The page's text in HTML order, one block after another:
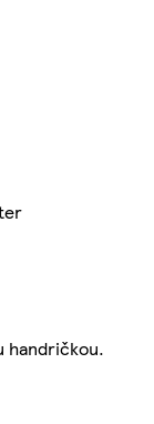
handričkou.